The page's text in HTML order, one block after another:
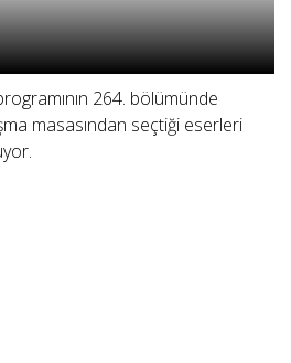
264. bölümünde
masasından seçtiği eserleri